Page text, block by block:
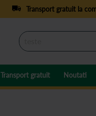
Transport gratuit la
Transport gratuit Noutati